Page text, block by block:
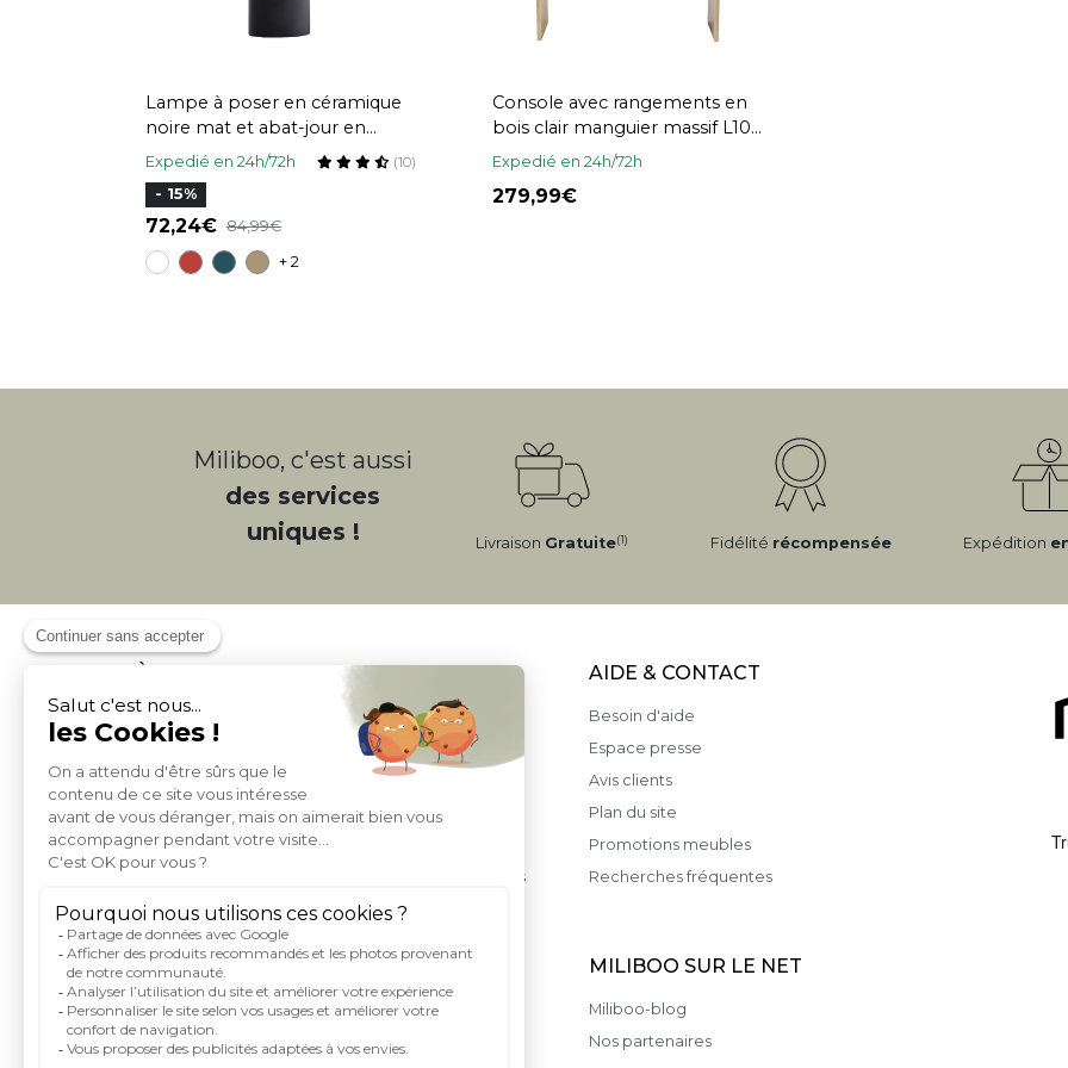
Lampe à poser en céramique
noire mat et abat-jour en
raphia naturel H40 cm TIGA
Expedié en 24h/72h (10)
- 15%
72,24 84,99
+ 2
Console avec rangements en
bois clair manguier massif L105
cm LATIKA
Expedié en 24h/72h
279,99
Miliboo, c'est aussi
des services
uniques !
Livraison Gratuite(1) Fidélité récompensée Expédition
À PROPOS DE MILIBOO
Qui sommes nous et nos engagements
Moyens de paiement
Livraison
Conditions générales de Vente
Politique de protection des données personnelles
Conditions générales d'utilisation du site
Droits informatique et libertés
Carte de fidelite et parrainage
Rejoignez-nous
Index égalité femme homme
AIDE & CONTACT
Besoin d'aide
Espace presse
Avis clients
Plan du site
Promotions meubles
Recherches fréquentes
MILIBOO SUR LE NET
Miliboo-blog
Nos partenaires